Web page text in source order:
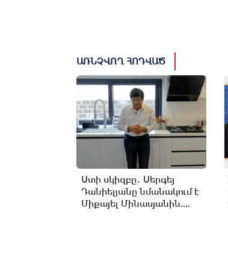
ԱՌՆՉՎՈՂ ՀՈԴՎԱԾ
Ստի սկիզբը․ Սերգեյ
Դանիելյանը նմանակում է
Միքայել Մինասյանին....